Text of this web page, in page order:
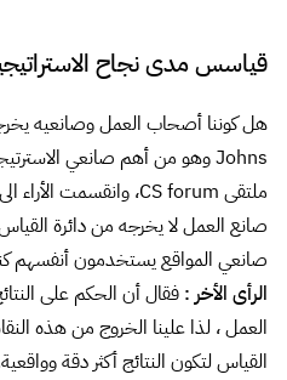
قياسس مدى نجاح
هل كوننا أصحاب العمل وصانعيه
Johnsوهو من أهم صانعي
ملتقى CS forum، وانقسمت الأراء الى قسمين:
صانع العمل لا يخرجه من دائرة
صانعي المواقع يستخدمون أنفسهم
الرأى الأخر : فقال أن الحكم على
العمل ، لذا علينا الخروج من هذه